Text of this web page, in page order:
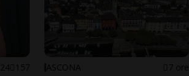
24 157 ASCONA 7 ore